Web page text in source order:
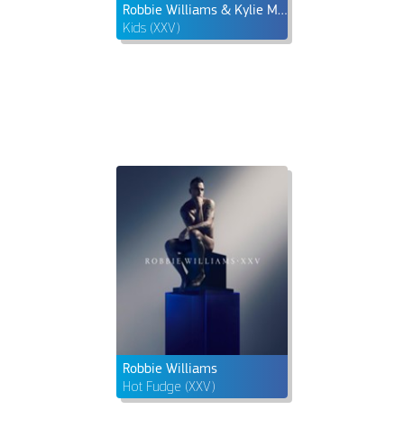
Robbie Williams & Kylie Minogue
Kids (XXV)
Robbie Williams
Hot Fudge (XXV)